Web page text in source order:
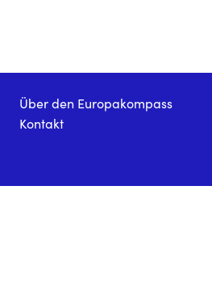
Über den Europakompass
Kontakt